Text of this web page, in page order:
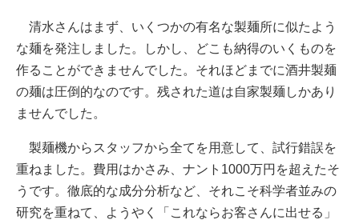
清水さんはまず、いくつかの有名な製麺所に似たよう
な麺を発注しました。しかし、どこも納得のいくものを
作ることができませんでした。それほどまでに酒井製麺
の麺は圧倒的なのです。残された道は自家製麺しかあり
ませんでした。
製麺機からスタッフから全てを用意して、試行錯誤を
重ねました。費用はかさみ、ナント1000万円を超えたそ
うです。徹底的な成分分析など、それこそ科学者並みの
研究を重ねて、ようやく「これならお客さんに出せる」